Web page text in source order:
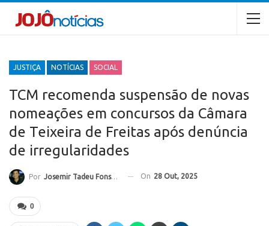
JUSTIÇA NOTÍCIAS SOCIAL
TCM recomenda suspensão de novas
nomeações em concursos da Câmara
de Teixeira de Freitas após denúncia
de irregularidades
Por Josemir Tadeu Fonseca On 28 Out, 2025
0